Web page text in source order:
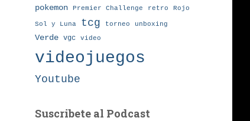
pokemon Premier Challenge retro Rojo
Sol y Luna tcg torneo unboxing
Verde vgc video
videojuegos
Youtube
Suscribete al Podcast